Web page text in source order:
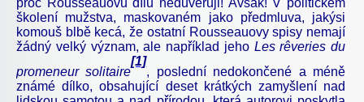
školení mužstva, maskovaném jako předmluva, jakýsi
komouš blbě kecá, že ostatní Rousseauovy spisy nemají
žádný velký význam, ale například jeho Les rêveries du
promeneur solitaire
[1]
, poslední nedokončené a méně
známé dílko, obsahující deset krátkých zamyšlení nad